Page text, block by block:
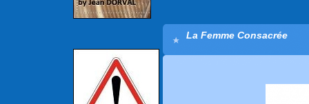
La Femme Consacrée